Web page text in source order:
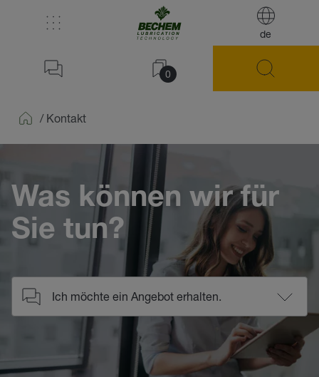
de
0
/ Kontakt
Was können wir für
Sie tun?